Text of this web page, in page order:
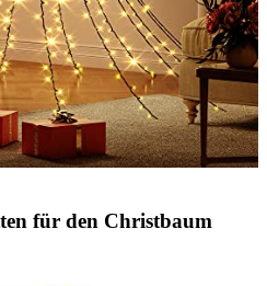
für den Christbaum